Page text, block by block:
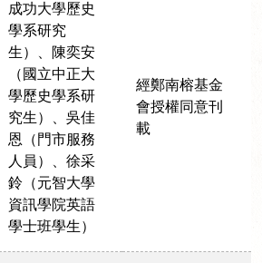
成功大學歷史
學系研究
生）、陳奕安
（國立中正大
學歷史學系研
究生）、吳佳
恩（門市服務
人員）、徐采
鈴（元智大學
資訊學院英語
學士班學生）
經鄭南榕基金
會授權同意刊
載